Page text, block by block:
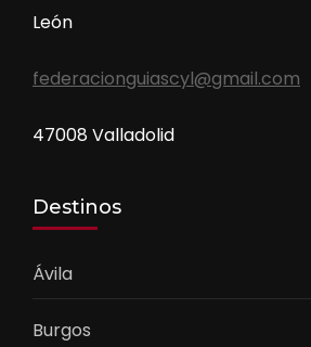
León
federacionguiascyl@gmail.com
47008 Valladolid
Destinos
Ávila
Burgos